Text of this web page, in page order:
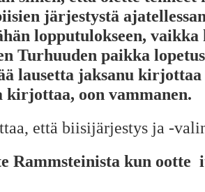
järjestystä
lopputulokseen, vaikka
Turhuuden paikka
lausetta jaksanu kirjottaa
kirjottaa, oon vammanen.
että biisijärjestys ja -
Rammsteinista kun ootte